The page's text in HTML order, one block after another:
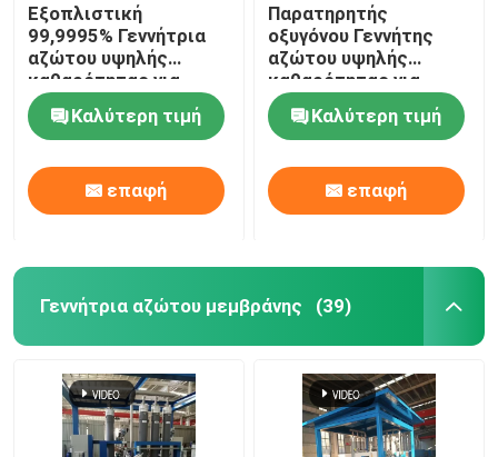
Εξοπλιστική
99,9995% Γεννήτρια
αζώτου υψηλής
καθαρότητας για
σκόνη μολυβδανίου
Καλύτερη τιμή
επαφή
Παρατηρητής
οξυγόνου Γεννήτης
αζώτου υψηλής
καθαρότητας για
μεταλλουργία σκόνης
Καλύτερη τιμή
επαφή
Γεννήτρια αζώτου μεμβράνης (39)